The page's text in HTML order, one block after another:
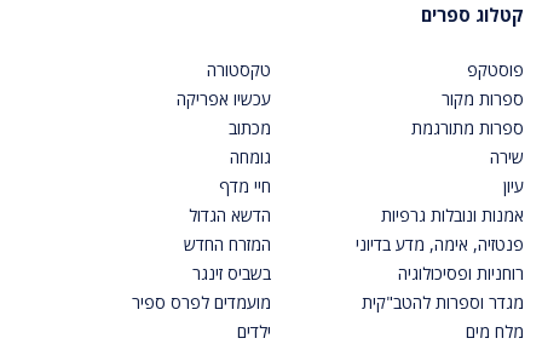
קטלוג ספרים
פוסטקפ
ספרות מקור
ספרות מתורגמת
שירה
עיון
אמנות ונובלות גרפיות
פנטזיה, אימה, מדע בדיוני
רוחניות ופסיכולוגיה
מגדר וספרות להטב"קית
מלח מים
טקסטורה
עכשיו אפריקה
מכתוב
גומחה
חיי מדף
הדשא הגדול
המזרח החדש
בשביס זינגר
מועמדים לפרס ספיר
ילדים